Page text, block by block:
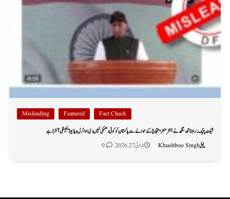
Fact Check
Featured
Misleading
فیکٹ چیک: راجناتھ سنگھ نے جنتر منتر احتجاج کے حوالے سے پاکستان کو کوئی دھمکی نہیں دی؛ وائرل ویڈیو ڈیجیٹلی آلٹرڈ ہے
Khushboo Singh
جولائی 27, 2026 0